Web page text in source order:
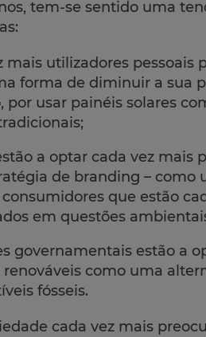
tem-se sentido uma
mais utilizadores pessoais
forma de diminuir a sua
por usar painéis solares
a optar cada vez mais
de branding – como
que estão
em questões
governamentais estão a
renováveis como uma
fósseis.
cada vez mais